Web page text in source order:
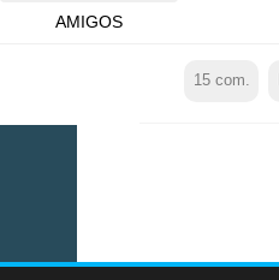
AMIGOS
15com.